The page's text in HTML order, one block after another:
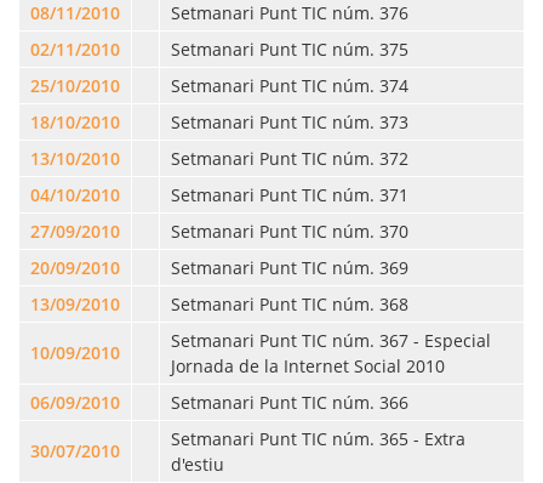
08/11/2010
Setmanari Punt TIC núm. 376
02/11/2010
Setmanari Punt TIC núm. 375
25/10/2010
Setmanari Punt TIC núm. 374
18/10/2010
Setmanari Punt TIC núm. 373
13/10/2010
Setmanari Punt TIC núm. 372
04/10/2010
Setmanari Punt TIC núm. 371
27/09/2010
Setmanari Punt TIC núm. 370
20/09/2010
Setmanari Punt TIC núm. 369
13/09/2010
Setmanari Punt TIC núm. 368
10/09/2010
Setmanari Punt TIC núm. 367 - Especial
Jornada de la Internet Social 2010
06/09/2010
Setmanari Punt TIC núm. 366
30/07/2010
Setmanari Punt TIC núm. 365 - Extra
d'estiu